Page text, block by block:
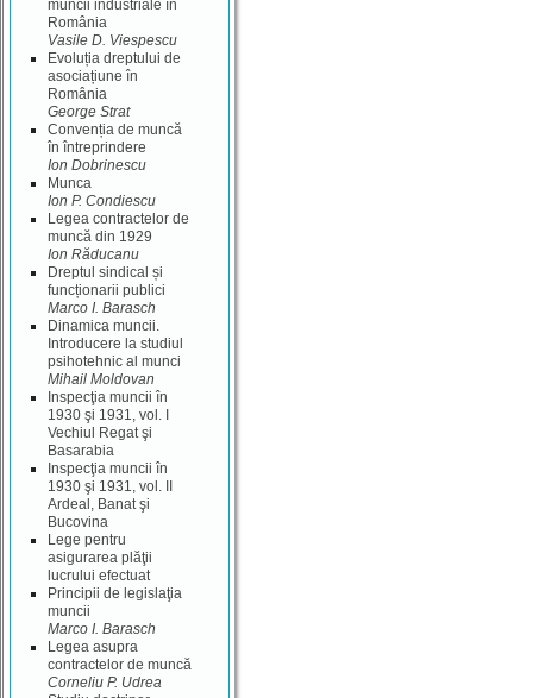
muncii industriale în
România
Vasile D. Viespescu
Evoluția dreptului de
asociațiune în
România
George Strat
Convenția de muncă
în întreprindere
Ion Dobrinescu
Munca
Ion P. Condiescu
Legea contractelor de
muncă din 1929
Ion Răducanu
Dreptul sindical și
funcționarii publici
Marco I. Barasch
Dinamica muncii.
Introducere la studiul
psihotehnic al munci
Mihail Moldovan
Inspecţia muncii în
1930 şi 1931, vol. I
Vechiul Regat şi
Basarabia
Inspecţia muncii în
1930 şi 1931, vol. II
Ardeal, Banat şi
Bucovina
Lege pentru
asigurarea plăţii
lucrului efectuat
Principii de legislaţia
muncii
Marco I. Barasch
Legea asupra
contractelor de muncă
Corneliu P. Udrea